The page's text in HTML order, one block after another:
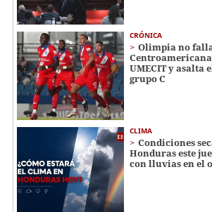
CRÓNICA
Olimpia no
UMECIT y asalta
grupo C
CLIMA
Condiciones
Honduras este
con lluvias en el